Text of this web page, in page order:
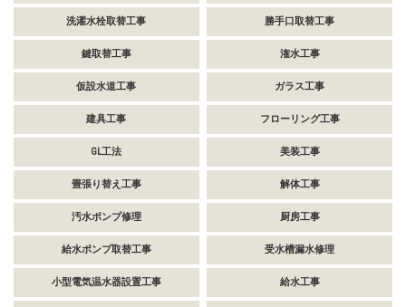
洗濯水栓取替工事 勝手口取替工事
鍵取替工事 潅水工事
仮設水道工事 ガラス工事
建具工事 フローリング工事
GL工法 美装工事
畳張り替え工事 解体工事
汚水ポンプ修理 厨房工事
給水ポンプ取替工事 受水槽漏水修理
小型電気温水器設置工事 給水工事